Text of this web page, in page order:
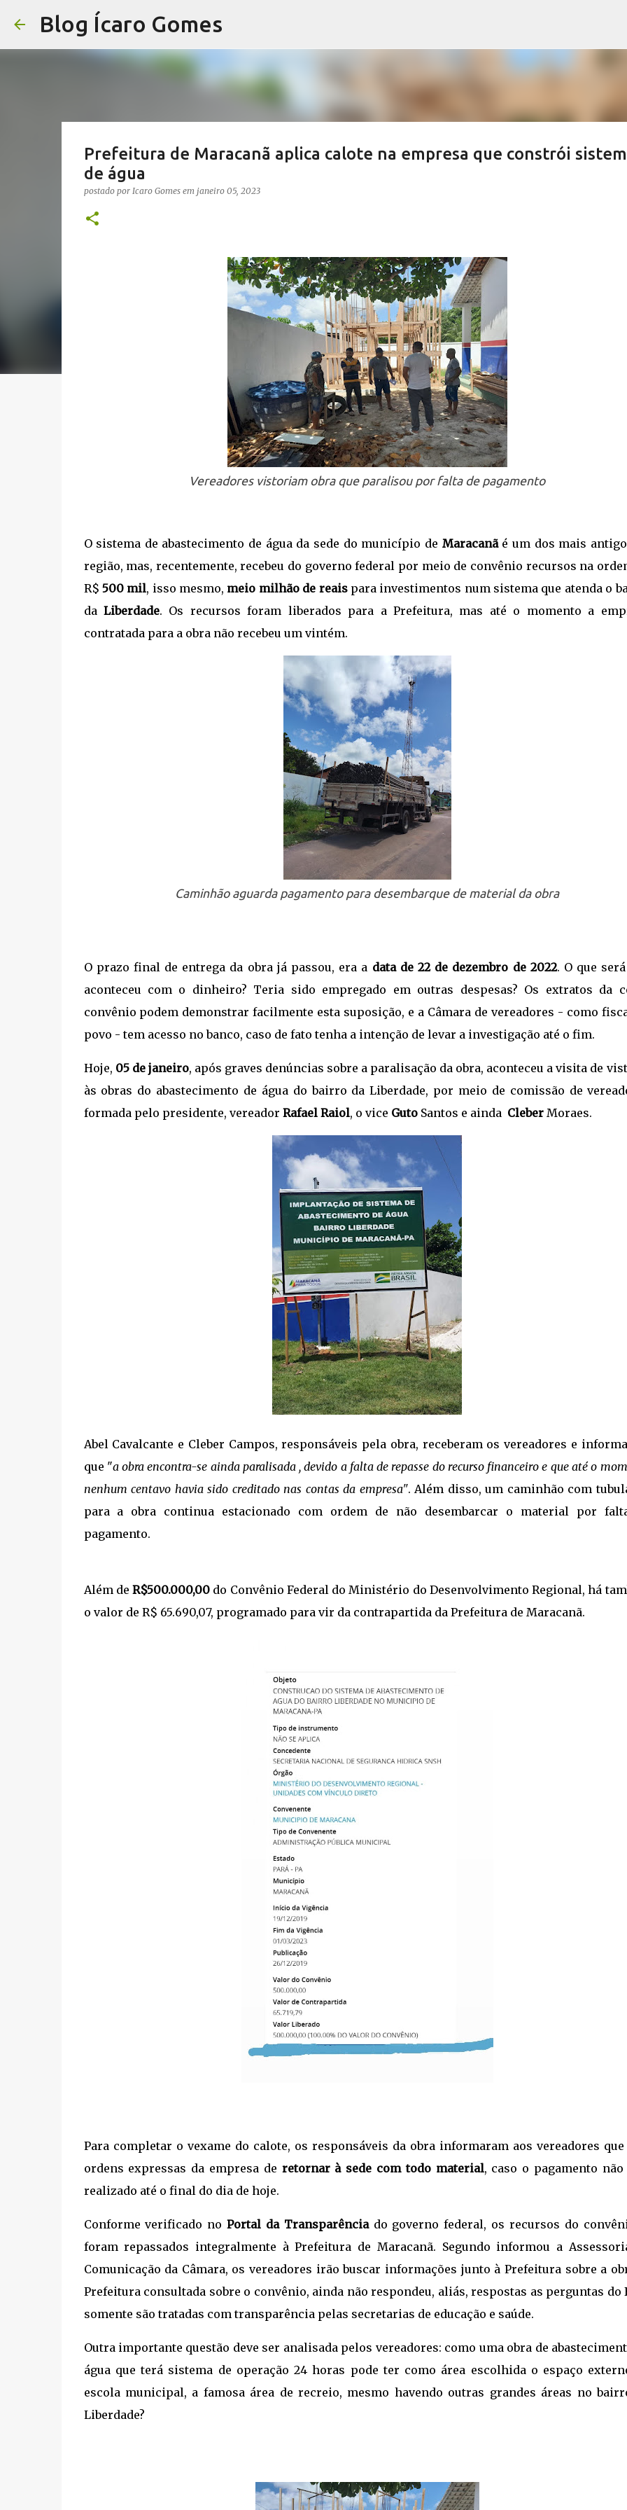
Blog Ícaro Gomes
Prefeitura de Maracanã aplica calote na empresa que constrói
de água
postado por Icaro Gomes em janeiro 05, 2023
Vereadores vistoriam obra que paralisou por falta de pagamento
O sistema de abastecimento de água da sede do município de Maracanãé um dos mais
região, mas, recentemente, recebeu do governo federal por meio de convênio recursos na
R$ 500 mil, isso mesmo, meio milhão de reaispara investimentos num sistema que atenda o
da Liberdade. Os recursos foram liberados para a Prefeitura, mas até o momento a
contratada para a obra não recebeu um vintém.
Caminhão aguarda pagamento para desembarque de material da obra
O prazo final de entrega da obra já passou, era a data de 22 de dezembro de 2022. O que
aconteceu com o dinheiro? Teria sido empregado em outras despesas? Os extratos da
convênio podem demonstrar facilmente esta suposição, e a Câmara de vereadores - como
povo - tem acesso no banco, caso de fato tenha a intenção de levar a investigação até o fim.
Hoje, 05 de janeiro, após graves denúncias sobre a paralisação da obra, aconteceu a visita de
às obras do abastecimento de água do bairro da Liberdade, por meio de comissão de
formada pelo presidente, vereador Rafael Raiol, o vice GutoSantos e ainda CleberMoraes.
Abel Cavalcante e Cleber Campos, responsáveis pela obra, receberam os vereadores e
que "a obra encontra-se ainda paralisada , devido a falta de repasse do recurso financeiro e que até o
nenhum centavo havia sido creditado nas contas da empresa". Além disso, um caminhão com
para a obra continua estacionado com ordem de não desembarcar o material por
pagamento.
Além de R$500.000,00 do Convênio Federal do Ministério do Desenvolvimento Regional, há
o valor de R$ 65.690,07, programado para vir da contrapartida da Prefeitura de Maracanã.
Para completar o vexame do calote, os responsáveis da obra informaram aos vereadores
ordens expressas da empresa de retornar à sede com todo material, caso o pagamento não
realizado até o final do dia de hoje.
Conforme verificado noPortal da Transparênciado governo federal, os recursos do
foram repassados integralmente à Prefeitura de Maracanã. Segundo informou a
Comunicação da Câmara, os vereadores irão buscar informações junto à Prefeitura sobre a
Prefeitura consultada sobre o convênio, ainda não respondeu, aliás, respostas as perguntas do
somente são tratadas com transparência pelas secretarias de educação e saúde.
Outra importante questão deve ser analisada pelos vereadores: como uma obra de
água que terá sistema de operação 24 horas pode ter como área escolhida o espaço
escola municipal, a famosa área de recreio, mesmo havendo outras grandes áreas no
Liberdade?